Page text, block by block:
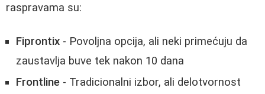
raspravama su:
Fiprontix - Povoljna opcija, ali neki primećuju da
zaustavlja buve tek nakon 10 dana
Frontline - Tradicionalni izbor, ali delotvornost